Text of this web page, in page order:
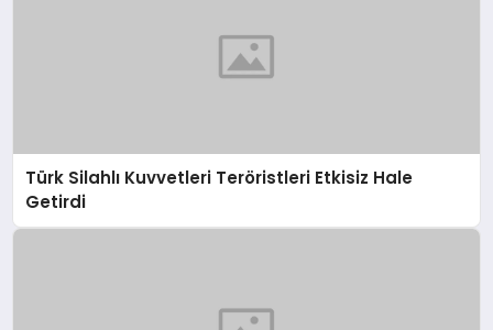
Türk Silahlı Kuvvetleri Teröristleri Etkisiz Hale
Getirdi